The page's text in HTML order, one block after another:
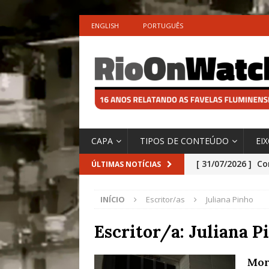
ENGLISH PORTUGUÊS
CAPA TIPOS DE CONTEÚDO
ÚLTIMAS NOTÍCIAS [ 31/07/2026 ]
[ 29/07/2026 ]
São o Cadinho
Especial do
INÍCIO Escritor/as Juliana Pinho
Escritor/a: Juliana